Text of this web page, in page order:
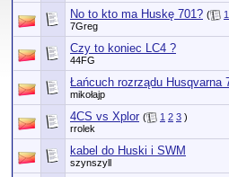
No to kto ma Huskę 701? ( 1
7Greg
Czy to koniec LC4 ?
44FG
Łańcuch rozrządu Husqvarna
mikołajp
4CS vs Xplor ( 1 2 3 )
rrolek
kabel do Huski i SWM
szynszyll